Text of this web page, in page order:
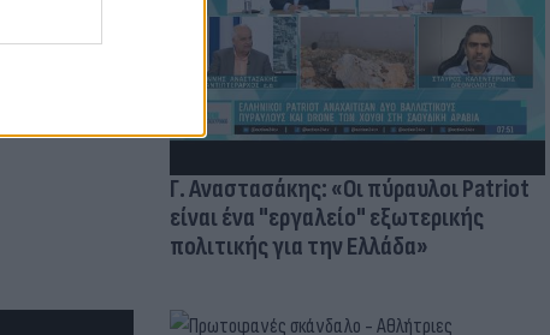
Γ. Αναστασάκης: «Οι πύραυλοι Patriot
είναι ένα "εργαλείο" εξωτερικής
πολιτικής για την Ελλάδα»